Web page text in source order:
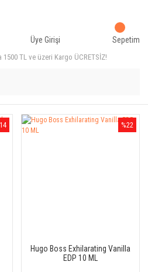
1500 TL ve üzeri Kargo ÜCRETSİZ!
Üye Girişi Sepetim
%22
Hugo Boss Exhilarating Vanilla
EDP 10 ML